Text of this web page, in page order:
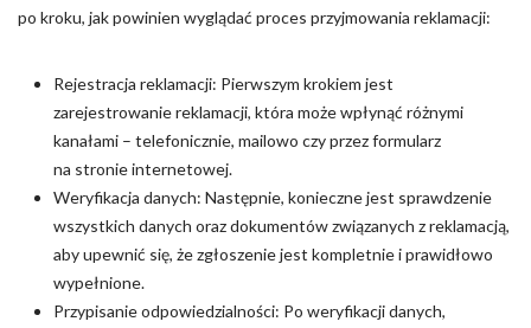
po kroku, jak powinien wyglądać proces przyjmowania reklamacji:
Rejestracja reklamacji: Pierwszym krokiem jest
zarejestrowanie reklamacji, która może wpłynąć różnymi
kanałami – telefonicznie, mailowo czy przez formularz
na stronie internetowej.
Weryfikacja danych: Następnie, konieczne jest sprawdzenie
wszystkich danych oraz dokumentów związanych z reklamacją,
aby upewnić się, że zgłoszenie jest kompletnie i prawidłowo
wypełnione.
Przypisanie odpowiedzialności: Po weryfikacji danych,